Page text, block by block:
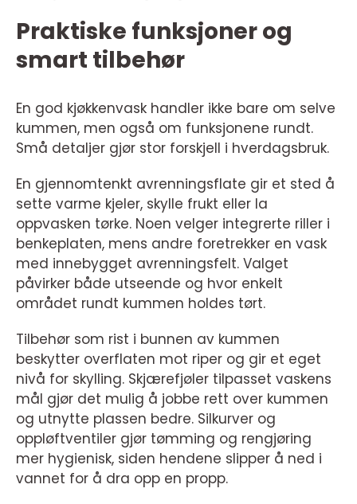
Praktiske funksjoner og
smart tilbehør
En god kjøkkenvask handler ikke bare om selve
kummen, men også om funksjonene rundt.
Små detaljer gjør stor forskjell i hverdagsbruk.
En gjennomtenkt avrenningsflate gir et sted å
sette varme kjeler, skylle frukt eller la
oppvasken tørke. Noen velger integrerte riller i
benkeplaten, mens andre foretrekker en vask
med innebygget avrenningsfelt. Valget
påvirker både utseende og hvor enkelt
området rundt kummen holdes tørt.
Tilbehør som rist i bunnen av kummen
beskytter overflaten mot riper og gir et eget
nivå for skylling. Skjærefjøler tilpasset vaskens
mål gjør det mulig å jobbe rett over kummen
og utnytte plassen bedre. Silkurver og
oppløftventiler gjør tømming og rengjøring
mer hygienisk, siden hendene slipper å ned i
vannet for å dra opp en propp.